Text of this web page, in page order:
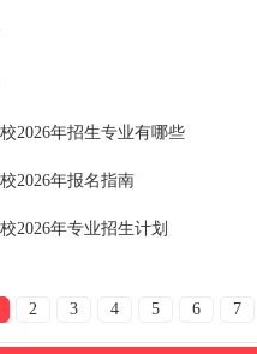
2026年招生专业有哪些
2026年报名指南
2026年专业招生计划
2 3 4 5 6 7